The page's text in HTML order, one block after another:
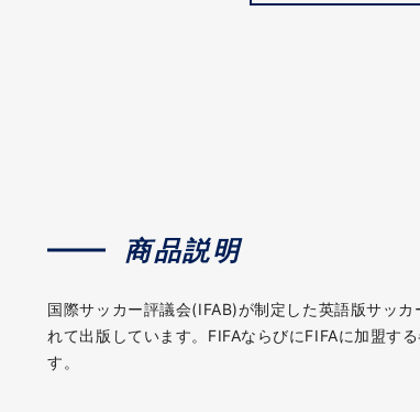
商品説明
国際サッカー評議会(IFAB)が制定した英語版サッ
れて出版しています。FIFAならびにFIFAに加盟す
す。